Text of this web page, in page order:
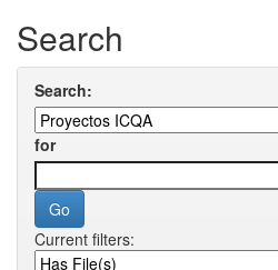
Search
Search:
for
Current filters: